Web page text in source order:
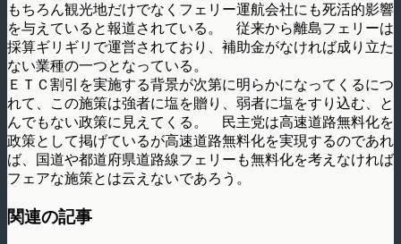
もちろん観光地だけでなくフェリー運航会社にも死活的影響
を与えていると報道されている。 従来から離島フェリーは
採算ギリギリで運営されており、補助金がなければ成り立た
ない業種の一つとなっている。
ＥＴＣ割引を実施する背景が次第に明らかになってくるにつ
れて、この施策は強者に塩を贈り、弱者に塩をすり込む、と
んでもない政策に見えてくる。 民主党は高速道路無料化を
政策として掲げているが高速道路無料化を実現するのであれ
ば、国道や都道府県道路線フェリーも無料化を考えなければ
フェアな施策とは云えないであろう。
関連の記事